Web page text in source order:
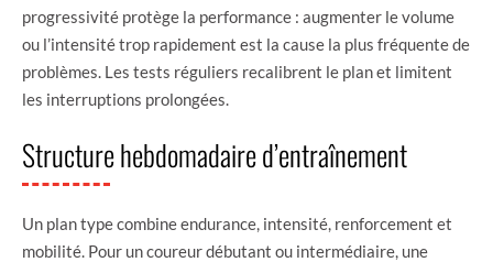
progressivité protège la performance : augmenter le volume
ou l’intensité trop rapidement est la cause la plus fréquente de
problèmes. Les tests réguliers recalibrent le plan et limitent
les interruptions prolongées.
Structure hebdomadaire d’entraînement
Un plan type combine endurance, intensité, renforcement et
mobilité. Pour un coureur débutant ou intermédiaire, une